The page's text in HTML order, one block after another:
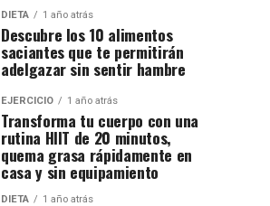
DIETA 1 año atrás
Descubre los 10 alimentos
saciantes que te permitirán
adelgazar sin sentir hambre
EJERCICIO 1 año atrás
Transforma tu cuerpo con una
rutina HIIT de 20 minutos,
quema grasa rápidamente en
casa y sin equipamiento
DIETA 1 año atrás